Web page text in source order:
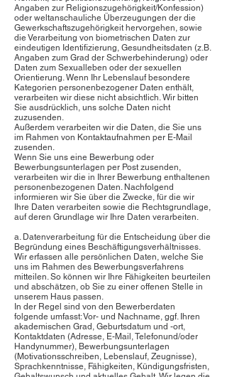
Angaben zur Religionszugehörigkeit/Konfession)
oder weltanschauliche Überzeugungen der die
Gewerkschaftszugehörigkeit hervorgehen, sowie
die Verarbeitung von biometrischen Daten zur
eindeutigen Identifizierung, Gesundheitsdaten (z.B.
Angaben zum Grad der Schwerbehinderung) oder
Daten zum Sexualleben oder der sexuellen
Orientierung. Wenn Ihr Lebenslauf besondere
Kategorien personenbezogener Daten enthält,
verarbeiten wir diese nicht absichtlich. Wir bitten
Sie ausdrücklich, uns solche Daten nicht
zuzusenden.
Außerdem verarbeiten wir die Daten, die Sie uns
im Rahmen von Kontaktaufnahmen per E-Mail
zusenden.
Wenn Sie uns eine Bewerbung oder
Bewerbungsunterlagen per Post zusenden,
verarbeiten wir die in Ihrer Bewerbung enthaltenen
personenbezogenen Daten. Nachfolgend
informieren wir Sie über die Zwecke, für die wir
Ihre Daten verarbeiten sowie die Rechtsgrundlage,
auf deren Grundlage wir Ihre Daten verarbeiten.
a. Datenverarbeitung für die Entscheidung über die
Begründung eines Beschäftigungsverhältnisses.
Wir erfassen alle persönlichen Daten, welche Sie
uns im Rahmen des Bewerbungsverfahrens
mitteilen. So können wir Ihre Fähigkeiten beurteilen
und abschätzen, ob Sie zu einer offenen Stelle in
unserem Haus passen.
In der Regel sind von den Bewerberdaten
folgende umfasst: Vor- und Nachname, ggf. Ihren
akademischen Grad, Geburtsdatum und -ort,
Kontaktdaten (Adresse, E-Mail, Telefonund/oder
Handynummer), Bewerbungsunterlagen
(Motivationsschreiben, Lebenslauf, Zeugnisse),
Sprachkenntnisse, Fähigkeiten, Kündigungsfristen,